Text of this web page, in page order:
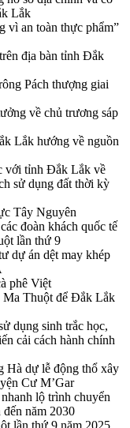
Lắk
vì an toàn thực phẩm”
địa bàn tỉnh Đắk
Pách thượng giai
về chủ trương sáp
Lắk hướng về nguồn
với tỉnh Đắk Lắk về
sử dụng đất thời kỳ
Tây Nguyên
đoàn khách quốc tế
lần thứ 9
dự án dệt may khép
phê Việt
Ma Thuột để Đắk Lắk
dụng sinh trắc học,
cải cách hành chính
Hà dự lễ động thổ xây
Cư M’Gar
lộ trình chuyển
năm 2030